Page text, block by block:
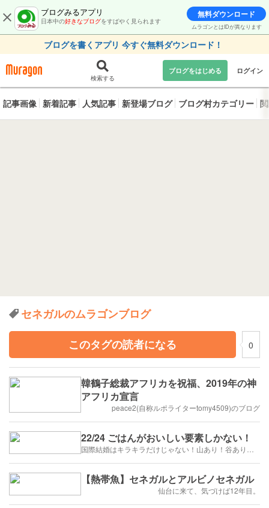
ブログみるアプリ
日本中の好きなブログをすばやく見られます
無料ダウンロード
ムラゴンとはIDが異なります
ブログを書くアプリ 今すぐ無料ダウンロード！
検索する
ブログをはじめる ログイン
記事画像 新着記事 人気記事 新登場ブログ ブログ村カテゴリー
セネガルのムラゴンブログ
このタグの読者になる
0
韓鶴子総裁アフリカを祝福、2019年の神
アフリカ宣言
peace2(自称ルポライターtomy4509)のブログ
22/24 ごはんがおいしい要素しかない！
【熱帯魚】セネガルとアルビノセネガル
仙台に来て、気づけば12年目。